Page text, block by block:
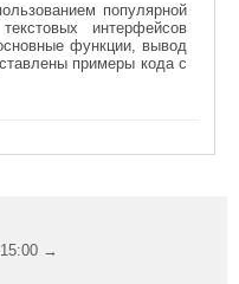
популярной
интерфейсов
функции, вывод
примеры кода с
15:00 →